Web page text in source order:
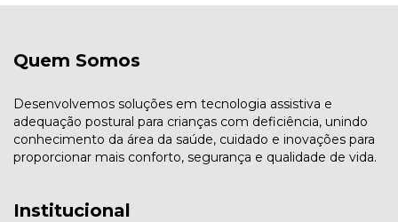
Quem Somos
Desenvolvemos soluções em tecnologia assistiva e
adequação postural para crianças com deficiência, unindo
conhecimento da área da saúde, cuidado e inovações para
proporcionar mais conforto, segurança e qualidade de vida.
Institucional